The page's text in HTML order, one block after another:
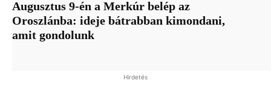
Augusztus 9-én a Merkúr belép az
Oroszlánba: ideje bátrabban kimondani,
amit gondolunk
Hirdetés